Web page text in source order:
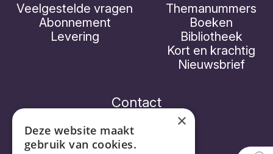
Veelgestelde vragen
Abonnement
Levering
Themanummers
Boeken
Bibliotheek
Kort en krachtig
Nieuwsbrief
Contact
×
Deze website maakt
gebruik van cookies.